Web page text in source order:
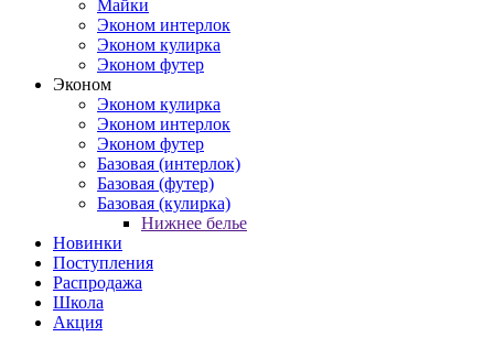
Майки
Эконом интерлок
Эконом кулирка
Эконом футер
Эконом
Эконом кулирка
Эконом интерлок
Эконом футер
Базовая (интерлок)
Базовая (футер)
Базовая (кулирка)
Нижнее белье
Новинки
Поступления
Распродажа
Школа
Акция